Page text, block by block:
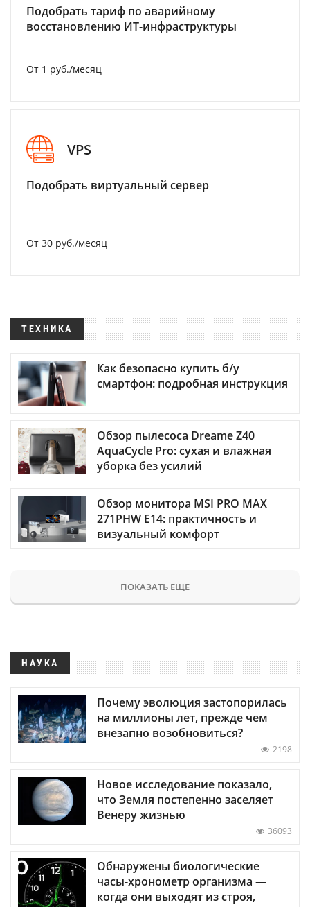
Подобрать тариф по аварийному
восстановлению ИТ-инфраструктуры
От 1 руб./месяц
VPS
Подобрать виртуальный сервер
От 30 руб./месяц
ТЕХНИКА
Как безопасно купить б/у
смартфон: подробная инструкция
Обзор пылесоса Dreame Z40
AquaCycle Pro: сухая и влажная
уборка без усилий
Обзор монитора MSI PRO MAX
271PHW E14: практичность и
визуальный комфорт
ПОКАЗАТЬ ЕЩЕ
НАУКА
Почему эволюция застопорилась
на миллионы лет, прежде чем
внезапно возобновиться?
2198
Новое исследование показало,
что Земля постепенно заселяет
Венеру жизнью
36093
Обнаружены биологические
часы-хронометр организма —
когда они выходят из строя,